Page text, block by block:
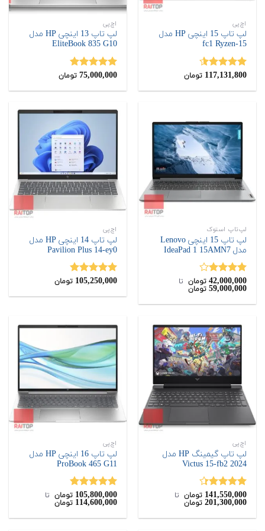
اچ‌پی
لپ تاپ 15 اینچی HP مدل
15-fc1 Ryzen
نمره4.50
117,131,800 تومان
اچ‌پی
لپ تاپ 13 اینچی HP مدل
EliteBook 835 G10
نمره5.00
75,000,000 تومان
لپ‌تاپ استوک
لپ تاپ 15 اینچی Lenovo
مدل IdeaPad 1 15AMN7
نمره
4.00از 5
42,000,000 تومان ‌ تا ‌
59,000,000 تومان
اچ‌پی
لپ تاپ 14 اینچی HP مدل
Pavilion Plus 14-ey0
نمره5.00
105,250,000 تومان
اچ‌پی
لپ تاپ گیمینگ HP مدل
Victus 15-fb2 2024
نمره4.33
از 5
141,550,000 تومان ‌ تا ‌
201,300,000 تومان
اچ‌پی
لپ تاپ 16 اینچی HP مدل
ProBook 465 G11
نمره5.00
از 5
105,800,000 تومان ‌ تا ‌
114,600,000 تومان